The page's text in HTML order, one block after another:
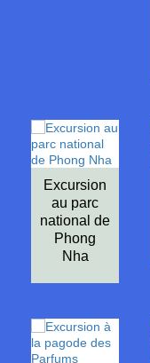
Excursion
au parc
national de
Phong
Nha